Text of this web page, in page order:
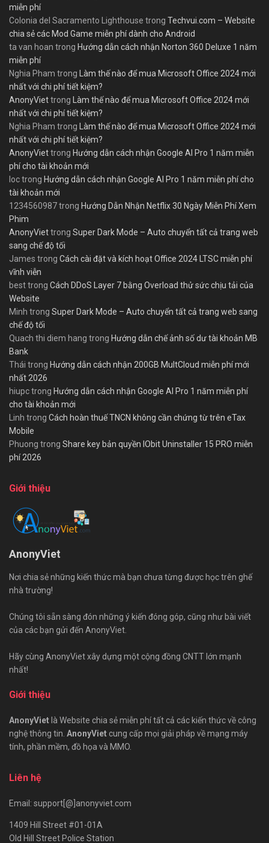
miễn phí
Colonia del Sacramento Lighthouse trong Techvui.com – Website
chia sẻ các Mod Game miễn phí dành cho Android
ta van hoan trong Hướng dẫn cách nhận Norton 360 Deluxe 1 năm
miễn phí
Nghia Pham trong
Làm thế nào để mua Microsoft Office 2024 mới
nhất với chi phí tiết kiệm?
AnonyViettrong
Làm thế nào để mua Microsoft Office 2024 mới
nhất với chi phí tiết kiệm?
Nghia Pham trong
Làm thế nào để mua Microsoft Office 2024 mới
nhất với chi phí tiết kiệm?
AnonyViettrong Hướng dẫn cách nhận Google AI Pro 1 năm miễn
phí cho tài khoản mới
loctrong Hướng dẫn cách nhận Google AI Pro 1 năm miễn phí cho
tài khoản mới
1234560987trong Hướng Dẫn Nhận Netflix 30 Ngày Miễn Phí Xem
Phim
AnonyViettrong Super Dark Mode – Auto chuyển tất cả trang web
sang chế độ tối
James trong Cách cài đặt và kích hoạt Office 2024 LTSC miễn phí
vĩnh viễn
besttrong Cách DDoS Layer 7 bằng Overload thử sức chịu tải của
Website
Minh trong Super Dark Mode – Auto chuyển tất cả trang web sang
chế độ tối
Quach thi diem hang trong Hướng dẫn chế ảnh số dư tài khoản MB
Bank
Thái trong Hướng dẫn cách nhận 200GB MultCloud miễn phí mới
nhất 2026
hiupctrong Hướng dẫn cách nhận Google AI Pro 1 năm miễn phí
cho tài khoản mới
Linh trong Cách hoàn thuế TNCN không cần chứng từ trên eTax
Mobile
Phuong trong Share key bản quyền IObit Uninstaller 15 PRO miễn
phí 2026
Giới thiệu
AnonyViet
Nơi chia sẻ những kiến thức mà bạn chưa từng được học trên ghế
nhà trường!
Chúng tôi sẵn sàng đón những ý kiến đóng góp, cũng như bài viết
của các bạn gửi đến AnonyViet.
Hãy cùng AnonyViet xây dựng một cộng đồng CNTT lớn mạnh
nhất!
Giới thiệu
AnonyViet là Website chia sẻ miễn phí tất cả các kiến thức về công
nghệ thông tin. AnonyViet cung cấp mọi giải pháp về mạng máy
tính, phần mềm, đồ họa và MMO.
Liên hệ
Email: support[@]anonyviet.com
1409 Hill Street #01-01A
Old Hill Street Police Station